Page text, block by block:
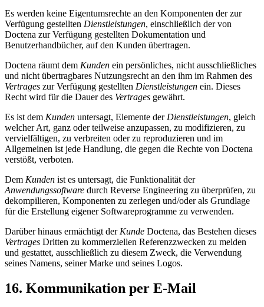
Es werden keine Eigentumsrechte an den Komponenten der zur
Verfügung gestellten Dienstleistungen, einschließlich der von
Doctena zur Verfügung gestellten Dokumentation und
Benutzerhandbücher, auf den Kunden übertragen.
Doctena räumt dem Kunden ein persönliches, nicht ausschließliches
und nicht übertragbares Nutzungsrecht an den ihm im Rahmen des
Vertrages zur Verfügung gestellten Dienstleistungen ein. Dieses
Recht wird für die Dauer des Vertrages gewährt.
Es ist dem Kunden untersagt, Elemente der Dienstleistungen, gleich
welcher Art, ganz oder teilweise anzupassen, zu modifizieren, zu
vervielfältigen, zu verbreiten oder zu reproduzieren und im
Allgemeinen ist jede Handlung, die gegen die Rechte von Doctena
verstößt, verboten.
Dem Kunden ist es untersagt, die Funktionalität der
Anwendungssoftware durch Reverse Engineering zu überprüfen, zu
dekompilieren, Komponenten zu zerlegen und/oder als Grundlage
für die Erstellung eigener Softwareprogramme zu verwenden.
Darüber hinaus ermächtigt der Kunde Doctena, das Bestehen dieses
Vertrages Dritten zu kommerziellen Referenzzwecken zu melden
und gestattet, ausschließlich zu diesem Zweck, die Verwendung
seines Namens, seiner Marke und seines Logos.
16. Kommunikation per E-Mail